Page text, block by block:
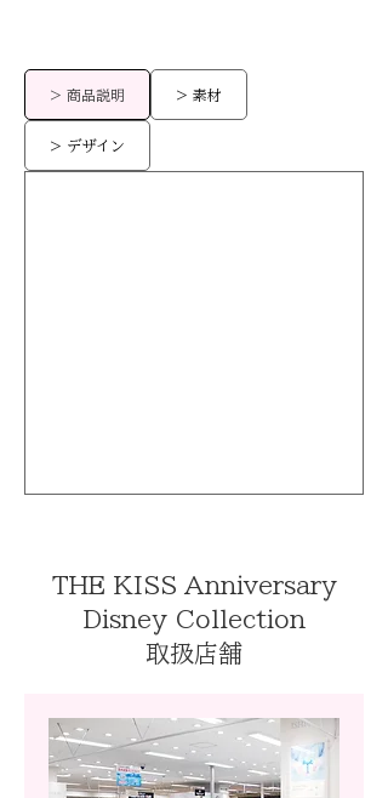
> 商品説明 > 素材
> デザイン
THE KISS Anniversary
Disney Collection
取扱店舗